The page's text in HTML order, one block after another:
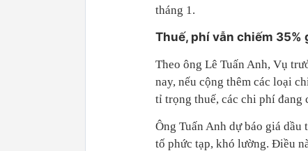
tháng 1.
Thuế, phí vẫn chiếm
Theo ông Lê Tuấn Anh, Vụ
nay, nếu cộng thêm các loại
tỉ trọng thuế, các chi phí đang
Ông Tuấn Anh dự báo giá
tố phức tạp, khó lường. Điều